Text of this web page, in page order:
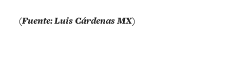
(Fuente: Luis Cárdenas MX)